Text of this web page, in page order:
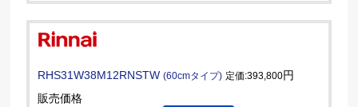
RHS31W38M12RNSTW(60cmタイプ) 定価:393,800円
販売価格